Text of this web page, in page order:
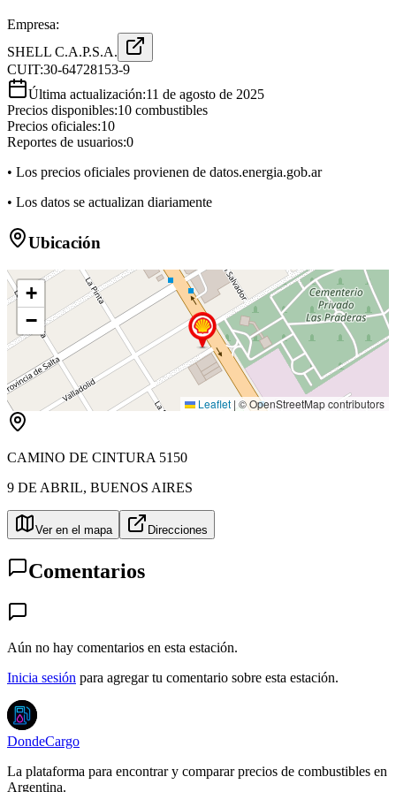
Empresa:
SHELL C.A.P.S.A.
CUIT:30-64728153-9
Última actualización:11 de agosto de 2025
Precios disponibles:10 combustibles
Precios oficiales:10
Reportes de usuarios:0
• Los precios oficiales provienen de datos.energia.gob.ar
• Los datos se actualizan diariamente
Ubicación
+
−
Leaflet | © OpenStreetMap contributors
CAMINO DE CINTURA 5150
9 DE ABRIL, BUENOS AIRES
Ver en el mapa Direcciones
Comentarios
Aún no hay comentarios en esta estación.
Inicia sesión para agregar tu comentario sobre esta estación.
DondeCargo
La plataforma para encontrar y comparar precios de combustibles en
Argentina.